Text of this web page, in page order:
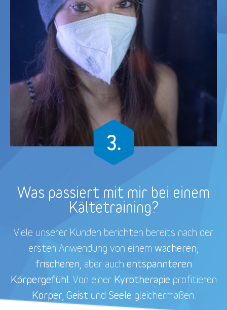
Was passiert mit mir bei einem
Kältetraining?
Viele unserer Kunden berichten bereits nach der
ersten Anwendung von einem wacheren,
frischeren, aber auch entspannteren
Körpergefühl. Von einer Kyrotherapie profitieren
Körper, Geistund Seele gleichermaßen.